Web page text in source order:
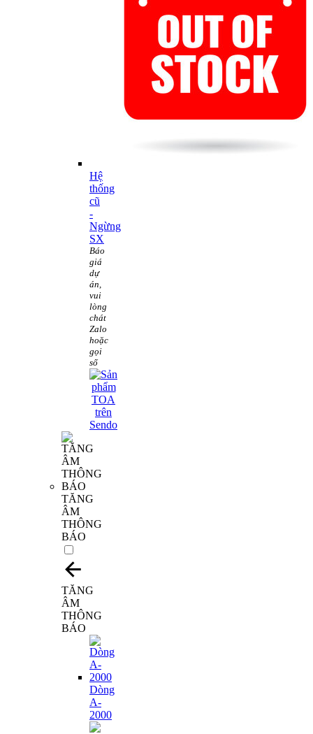
Hệ
thống
cũ
-
Ngừng
SX
Báo
giá
dự
án,
vui
lòng
chát
Zalo
hoặc
gọi
số
TĂNG
ÂM
THÔNG
BÁO
TĂNG
ÂM
THÔNG
BÁO
Dòng
A-
2000